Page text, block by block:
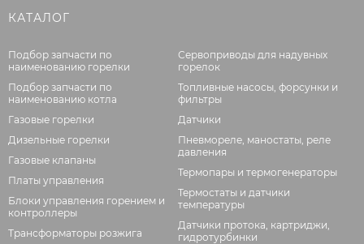
КАТАЛОГ
Подбор запчасти по
наименованию горелки
Подбор запчасти по
наименованию котла
Газовые горелки
Дизельные горелки
Газовые клапаны
Платы управления
Блоки управления горением и
контроллеры
Трансформаторы розжига
Сервоприводы для надувных
горелок
Топливные насосы, форсунки и
фильтры
Датчики
Пневмореле, маностаты, реле
давления
Термопары и термогенераторы
Термостаты и датчики
температуры
Датчики протока, картриджи,
гидротурбинки